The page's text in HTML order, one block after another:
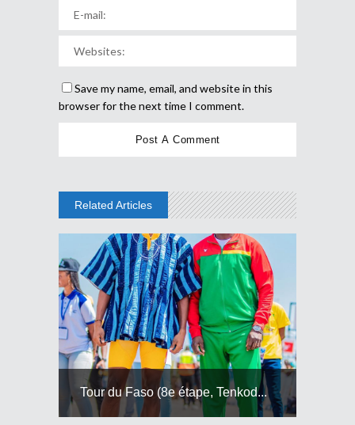
Save my name, email, and website in this
browser for the next time I comment.
Related Articles
Tour du Faso (8e étape, Tenkod...